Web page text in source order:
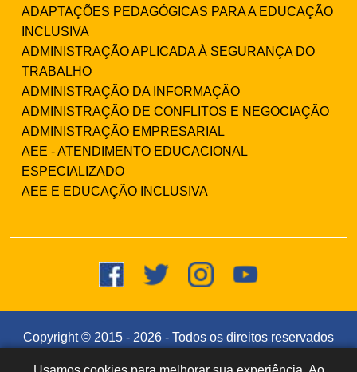
ADAPTAÇÕES PEDAGÓGICAS PARA A EDUCAÇÃO
INCLUSIVA
ADMINISTRAÇÃO APLICADA À SEGURANÇA DO
TRABALHO
ADMINISTRAÇÃO DA INFORMAÇÃO
ADMINISTRAÇÃO DE CONFLITOS E NEGOCIAÇÃO
ADMINISTRAÇÃO EMPRESARIAL
AEE - ATENDIMENTO EDUCACIONAL
ESPECIALIZADO
AEE E EDUCAÇÃO INCLUSIVA
Copyright © 2015 - 2026 - Todos os direitos reservados